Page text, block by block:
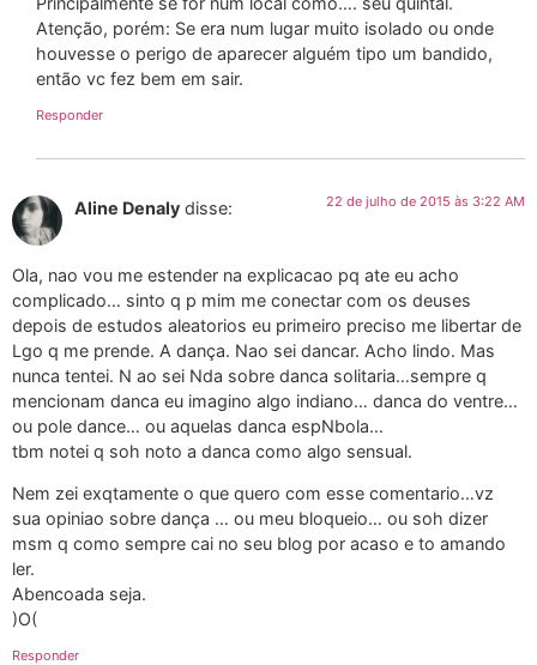
Atenção, porém: Se era num lugar muito isolado ou onde
houvesse o perigo de aparecer alguém tipo um bandido,
então vc fez bem em sair.
Responder
Aline Denaly disse: 22 de julho de 2015 às 3:22 AM
Ola, nao vou me estender na explicacao pq ate eu acho
complicado… sinto q p mim me conectar com os deuses
depois de estudos aleatorios eu primeiro preciso me libertar de
Lgo q me prende. A dança. Nao sei dancar. Acho lindo. Mas
nunca tentei. N ao sei Nda sobre danca solitaria…sempre q
mencionam danca eu imagino algo indiano… danca do ventre…
ou pole dance… ou aquelas danca espNbola…
tbm notei q soh noto a danca como algo sensual.
Nem zei exqtamente o que quero com esse comentario…vz
sua opiniao sobre dança … ou meu bloqueio… ou soh dizer
msm q como sempre cai no seu blog por acaso e to amando
ler.
Abencoada seja.
)O(
Responder